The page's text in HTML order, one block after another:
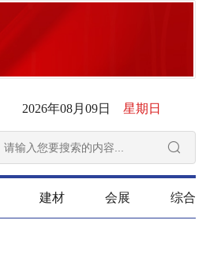
2026年08月09日 星期日

建材 会展 综合